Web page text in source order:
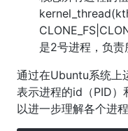
是2号进程，负责
通过在Ubuntu系统上
表示进程的id（PID）
以进一步理解各个进